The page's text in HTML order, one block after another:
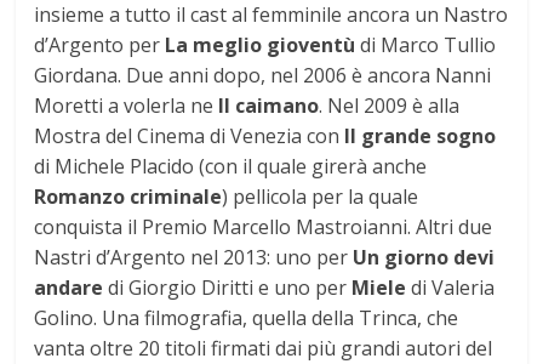
insieme a tutto il cast al femminile ancora un Nastro
d’Argento per La meglio gioventù di Marco Tullio
Giordana. Due anni dopo, nel 2006 è ancora Nanni
Moretti a volerla ne Il caimano. Nel 2009 è alla
Mostra del Cinema di Venezia con Il grande sogno
di Michele Placido (con il quale girerà anche
Romanzo criminale) pellicola per la quale
conquista il Premio Marcello Mastroianni. Altri due
Nastri d’Argento nel 2013: uno per Un giorno devi
andare di Giorgio Diritti e uno per Miele di Valeria
Golino. Una filmografia, quella della Trinca, che
vanta oltre 20 titoli firmati dai più grandi autori del